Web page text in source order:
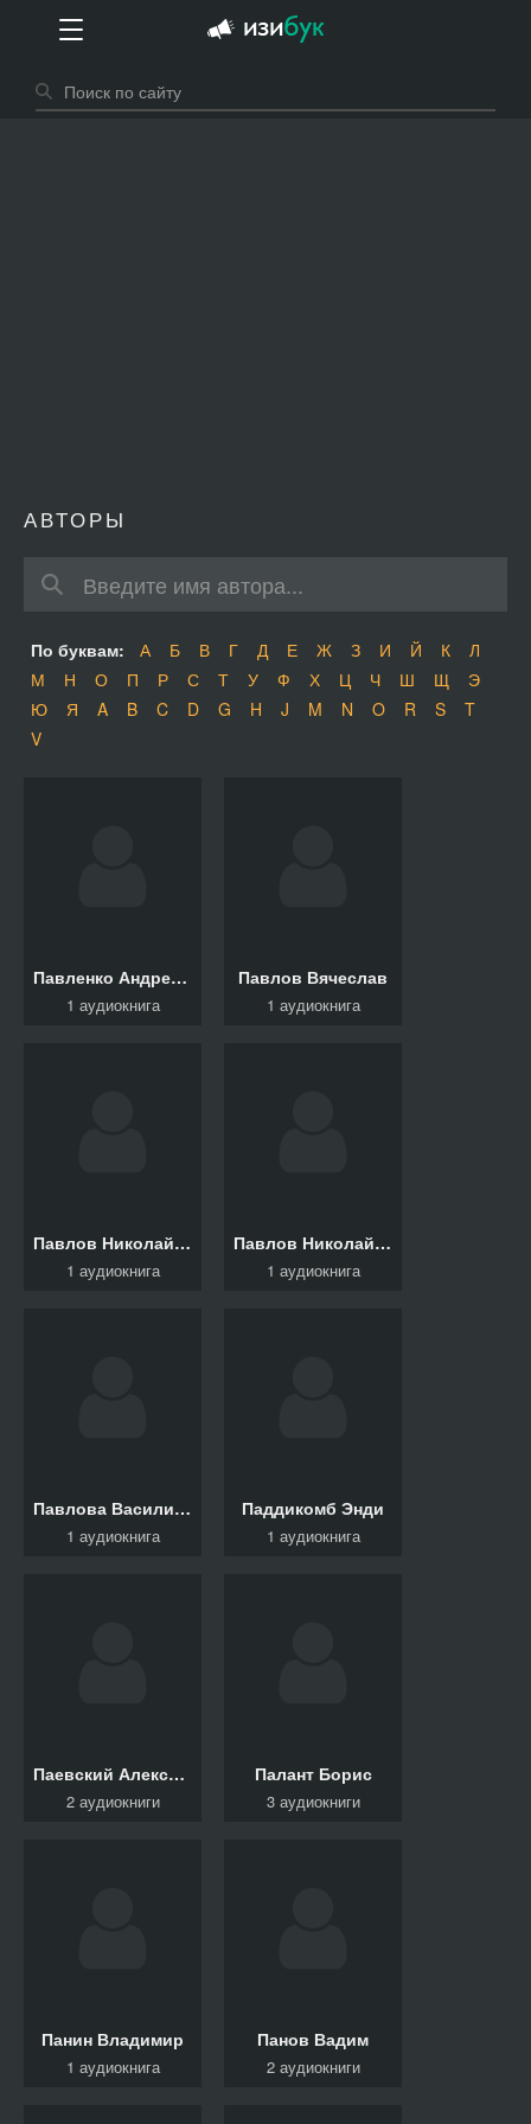
АВТОРЫ
По буквам: А Б В Г Д Е Ж З И Й К
Л
М
Н О П Р С Т У Ф Х Ц Ч Ш Щ
Э
Ю
Я A B C D G H J M N O R S
T
V
Павленко Андрей, Павленко Анна
1 аудиокнига
Павлов Вячеслав
1 аудиокнига
Павлов Николай Ф., Дорошевич Влас, Василевский Иль
1 аудиокнига
Павлов Николай Ф., Лермонтов Михаил, Салтыков-Щедр
1 аудиокнига
Павлова Василиса
1 аудиокнига
Паддикомб Энди
1 аудиокнига
Паевский Алексей, Хоружая Анна
2 аудиокниги
Палант Борис
3 аудиокниги
Панин Владимир
1 аудиокнига
Панов Вадим
2 аудиокниги